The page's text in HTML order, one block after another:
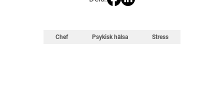
Chef Psykisk hälsa Stress